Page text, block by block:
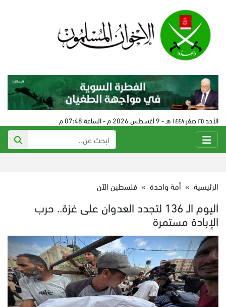
الأحد ٢٥ صفر ١٤٤٨ هـ - 9 أغسطس 2026 م - الساعة 07:48 م
الرئيسية » أمة واحدة » فلسطين الآن
اليوم الـ 136 لتجدد العدوان على غزة.. حرب
الإبادة مستمرة